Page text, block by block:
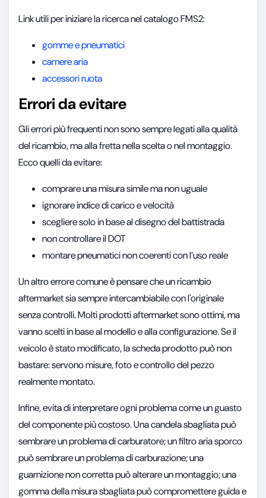
Link utili per iniziare la ricerca nel catalogo FMS2:
gomme e pneumatici
camere aria
accessori ruota
Errori da evitare
Gli errori più frequenti non sono sempre legati alla qualità
del ricambio, ma alla fretta nella scelta o nel montaggio.
Ecco quelli da evitare:
comprare una misura simile ma non uguale
ignorare indice di carico e velocità
scegliere solo in base al disegno del battistrada
non controllare il DOT
montare pneumatici non coerenti con l’uso reale
Un altro errore comune è pensare che un ricambio
aftermarket sia sempre intercambiabile con l'originale
senza controlli. Molti prodotti aftermarket sono ottimi, ma
vanno scelti in base al modello e alla configurazione. Se il
veicolo è stato modificato, la scheda prodotto può non
bastare: servono misure, foto e controllo del pezzo
realmente montato.
Infine, evita di interpretare ogni problema come un guasto
del componente più costoso. Una candela sbagliata può
sembrare un problema di carburatore; un filtro aria sporco
può sembrare un problema di carburazione; una
guarnizione non corretta può alterare un montaggio; una
gomma della misura sbagliata può compromettere guida e